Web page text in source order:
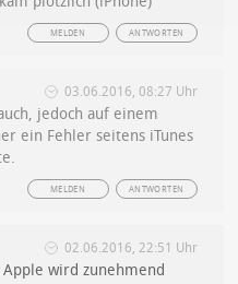
ANTWORTEN
MELDEN
03.06.2016, 08:27 Uhr
jedoch auf einem
ein Fehler seitens iTunes
ANTWORTEN
MELDEN
02.06.2016, 22:51 Uhr
wird zunehmend